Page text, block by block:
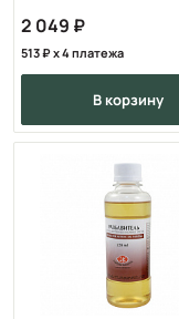
2 049
513 x 4 платежа
в корзину